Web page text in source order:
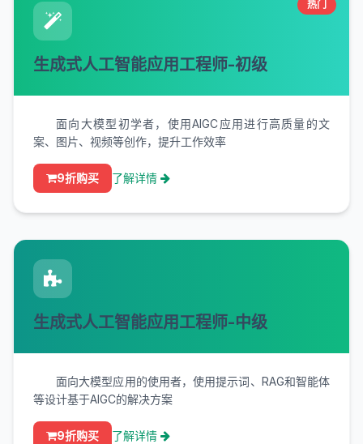
热门
生成式人工智能应用工程师-初级
面向大模型初学者，使用AIGC应用进行高质量的文
案、图片、视频等创作，提升工作效率
9折购买 了解详情
生成式人工智能应用工程师-中级
面向大模型应用的使用者，使用提示词、RAG和智能体
等设计基于AIGC的解决方案
9折购买 了解详情